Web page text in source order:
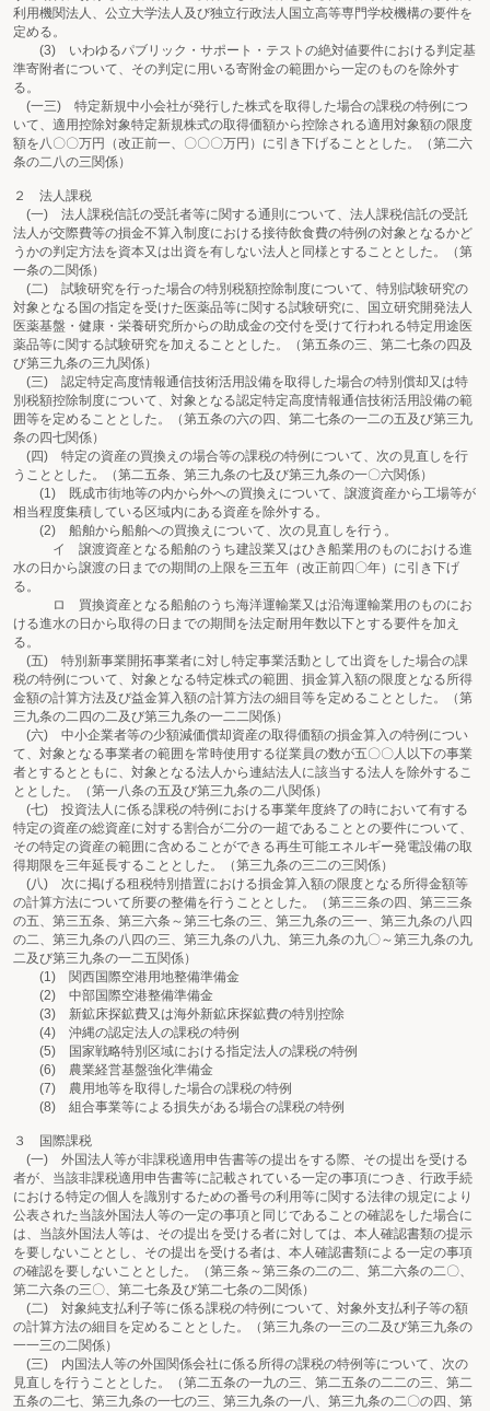
利用機関法人、公立大学法人及び独立行政法人国立高等専門学校機構の要件を
定める。
(3) いわゆるパブリック・サポート・テストの絶対値要件における判定基
準寄附者について、その判定に用いる寄附金の範囲から一定のものを除外す
る。
(一三) 特定新規中小会社が発行した株式を取得した場合の課税の特例につ
いて、適用控除対象特定新規株式の取得価額から控除される適用対象額の限度
額を八〇〇万円（改正前一、〇〇〇万円）に引き下げることとした。（第二六
条の二八の三関係）
２ 法人課税
(一) 法人課税信託の受託者等に関する通則について、法人課税信託の受託
法人が交際費等の損金不算入制度における接待飲食費の特例の対象となるかど
うかの判定方法を資本又は出資を有しない法人と同様とすることとした。（第
一条の二関係）
(二) 試験研究を行った場合の特別税額控除制度について、特別試験研究の
対象となる国の指定を受けた医薬品等に関する試験研究に、国立研究開発法人
医薬基盤・健康・栄養研究所からの助成金の交付を受けて行われる特定用途医
薬品等に関する試験研究を加えることとした。（第五条の三、第二七条の四及
び第三九条の三九関係）
(三) 認定特定高度情報通信技術活用設備を取得した場合の特別償却又は特
別税額控除制度について、対象となる認定特定高度情報通信技術活用設備の範
囲等を定めることとした。（第五条の六の四、第二七条の一二の五及び第三九
条の四七関係）
(四) 特定の資産の買換えの場合等の課税の特例について、次の見直しを行
うこととした。（第二五条、第三九条の七及び第三九条の一〇六関係）
(1) 既成市街地等の内から外への買換えについて、譲渡資産から工場等が
相当程度集積している区域内にある資産を除外する。
(2) 船舶から船舶への買換えについて、次の見直しを行う。
イ 譲渡資産となる船舶のうち建設業又はひき船業用のものにおける進
水の日から譲渡の日までの期間の上限を三五年（改正前四〇年）に引き下げ
る。
ロ 買換資産となる船舶のうち海洋運輸業又は沿海運輸業用のものにお
ける進水の日から取得の日までの期間を法定耐用年数以下とする要件を加え
る。
(五) 特別新事業開拓事業者に対し特定事業活動として出資をした場合の課
税の特例について、対象となる特定株式の範囲、損金算入額の限度となる所得
金額の計算方法及び益金算入額の計算方法の細目等を定めることとした。（第
三九条の二四の二及び第三九条の一二二関係）
(六) 中小企業者等の少額減価償却資産の取得価額の損金算入の特例につい
て、対象となる事業者の範囲を常時使用する従業員の数が五〇〇人以下の事業
者とするとともに、対象となる法人から連結法人に該当する法人を除外するこ
ととした。（第一八条の五及び第三九条の二八関係）
(七) 投資法人に係る課税の特例における事業年度終了の時において有する
特定の資産の総資産に対する割合が二分の一超であることとの要件について、
その特定の資産の範囲に含めることができる再生可能エネルギー発電設備の取
得期限を三年延長することとした。（第三九条の三二の三関係）
(八) 次に掲げる租税特別措置における損金算入額の限度となる所得金額等
の計算方法について所要の整備を行うこととした。（第三三条の四、第三三条
の五、第三五条、第三六条～第三七条の三、第三九条の三一、第三九条の八四
の二、第三九条の八四の三、第三九条の八九、第三九条の九〇～第三九条の九
二及び第三九条の一二五関係）
(1) 関西国際空港用地整備準備金
(2) 中部国際空港整備準備金
(3) 新鉱床探鉱費又は海外新鉱床探鉱費の特別控除
(4) 沖縄の認定法人の課税の特例
(5) 国家戦略特別区域における指定法人の課税の特例
(6) 農業経営基盤強化準備金
(7) 農用地等を取得した場合の課税の特例
(8) 組合事業等による損失がある場合の課税の特例
３ 国際課税
(一) 外国法人等が非課税適用申告書等の提出をする際、その提出を受ける
者が、当該非課税適用申告書等に記載されている一定の事項につき、行政手続
における特定の個人を識別するための番号の利用等に関する法律の規定により
公表された当該外国法人等の一定の事項と同じであることの確認をした場合に
は、当該外国法人等は、その提出を受ける者に対しては、本人確認書類の提示
を要しないこととし、その提出を受ける者は、本人確認書類による一定の事項
の確認を要しないこととした。（第三条～第三条の二の二、第二六条の二〇、
第二六条の三〇、第二七条及び第二七条の二関係）
(二) 対象純支払利子等に係る課税の特例について、対象外支払利子等の額
の計算方法の細目を定めることとした。（第三九条の一三の二及び第三九条の
一一三の二関係）
(三) 内国法人等の外国関係会社に係る所得の課税の特例等について、次の
見直しを行うこととした。（第二五条の一九の三、第二五条の二二の三、第二
五条の二七、第三九条の一七の三、第三九条の一八、第三九条の二〇の四、第